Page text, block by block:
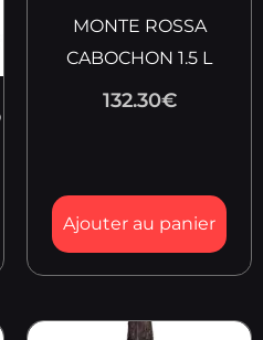
MONTE ROSSA
CABOCHON 1.5 L
132.30€
Ajouter au panier